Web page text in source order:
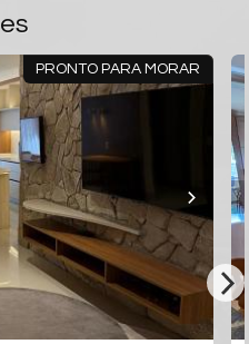
PRONTO PARA MORAR